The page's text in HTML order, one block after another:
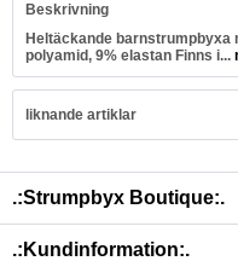
Beskrivning
Heltäckande barnstrumpbyxa
polyamid, 9% elastan Finns i...
liknande artiklar
.:Strumpbyx Boutique:.
.:Kundinformation:.